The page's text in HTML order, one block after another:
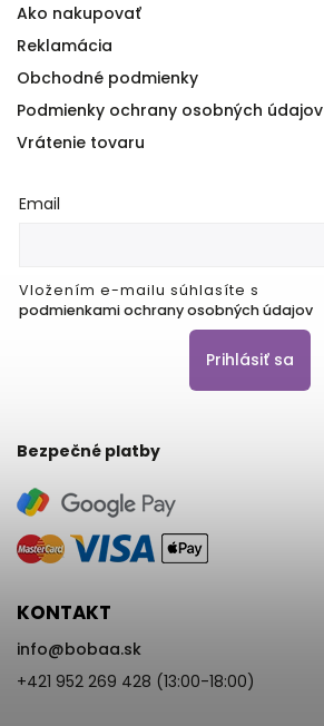
Ako nakupovať
Reklamácia
Obchodné podmienky
Podmienky ochrany osobných údajov
Vrátenie tovaru
Email
Vložením e-mailu súhlasíte s
podmienkami ochrany osobných údajov
Prihlásiť sa
Bezpečné platby
KONTAKT
info@bobaa.sk
+421 952 269 428 (13:00-18:00)